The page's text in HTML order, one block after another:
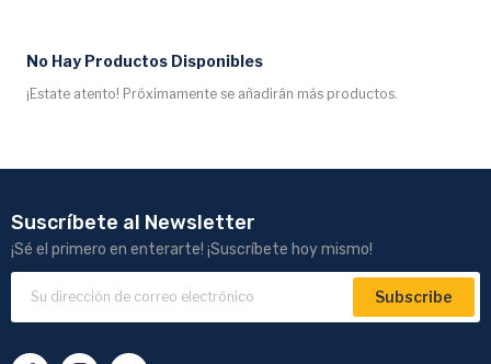
No Hay Productos Disponibles
¡Estate atento! Próximamente se añadirán más productos.
Suscríbete al Newsletter
¡Sé el primero en enterarte! ¡Suscríbete hoy mismo!
Subscribe